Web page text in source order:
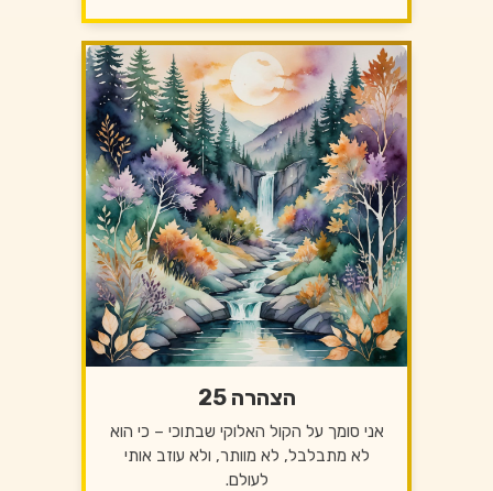
הצהרה 25
אני סומך על הקול האלוקי שבתוכי – כי הוא
לא מתבלבל, לא מוותר, ולא עוזב אותי
לעולם.